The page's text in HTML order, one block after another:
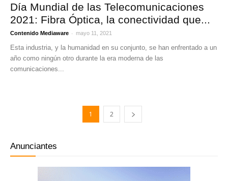
Día Mundial de las Telecomunicaciones
2021: Fibra Óptica, la conectividad que...
Contenido Mediaware - mayo 11, 2021
Esta industria, y la humanidad en su conjunto, se han enfrentado a un
año como ningún otro durante la era moderna de las
comunicaciones...
1 2
Anunciantes